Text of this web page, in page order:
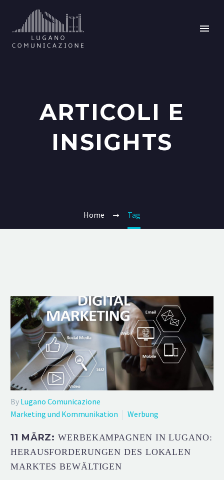
ARTICOLI E
INSIGHTS
Home Tag
By Lugano Comunicazione
Marketing und Kommunikation
Werbung
11 MÄRZ:WERBEKAMPAGNEN IN LUGANO:
HERAUSFORDERUNGEN DES LOKALEN
MARKTES BEWÄLTIGEN